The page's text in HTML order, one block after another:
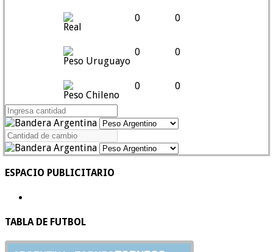
Real
0 0
Peso Uruguayo
0 0
Peso Chileno
0 0
ESPACIO PUBLICITARIO
TABLA DE FUTBOL